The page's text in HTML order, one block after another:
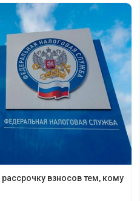
взносов тем, кому